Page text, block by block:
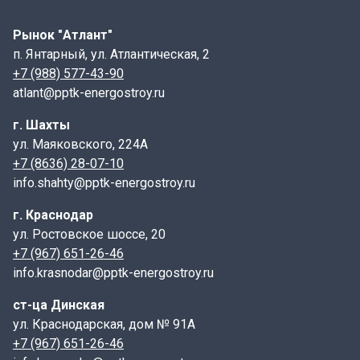
к снижению прочности и долговечности всей
конструкции.
Производство:
Для обеспечения необходимой прочности и
долговечности,перемычка 8ПП 23-7
из тяжелого бетона марки В15 (М200).Этот бетон
характеризуется высокой прочностью на сжатие,
Все параметры производства строго
регламентируются ГОСТ 948-2016, а проектные
решения – серией 1.038.1-1, выпуск 5, специально
разработанной для стен жилых домов шириной 88 мм.
серии регулирует размеры и характеристики
перемычек для данного типа стен. Армирование
перемычки осуществляется с помощью плоских
Рынок "Атлант"
п. Янтарный, ул. Атлантическая, 2
+7 (988) 577-43-90
atlant@pptk-energostroy.ru
г. Шахты
ул. Маяковского, 224А
+7 (8636) 28-07-10
info.shahty@pptk-energostroy.ru
г. Краснодар
ул. Ростовское шоссе, 20
+7 (967) 651-26-46
info.krasnodar@pptk-energostroy.ru
ст-ца Динская
ул. Краснодарская, дом № 91А
+7 (967) 651-26-46